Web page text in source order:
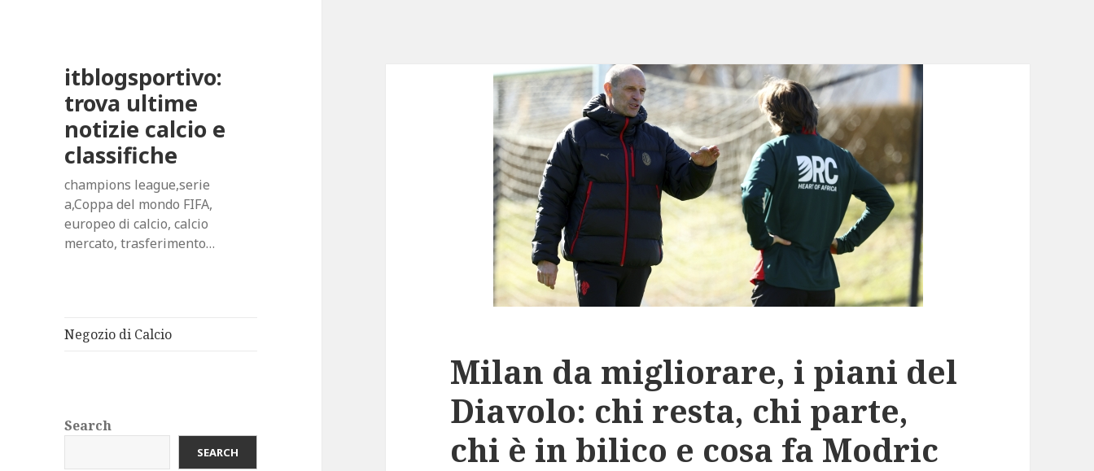
itblogsportivo:
trova ultime
notizie calcio e
classifiche
champions league,serie
a,Coppa del mondo FIFA,
europeo di calcio, calcio
mercato, trasferimento…
Negozio di Calcio
Search
SEARCH
Milan da migliorare, i piani del
Diavolo: chi resta, chi parte,
chi è in bilico e cosa fa Modric